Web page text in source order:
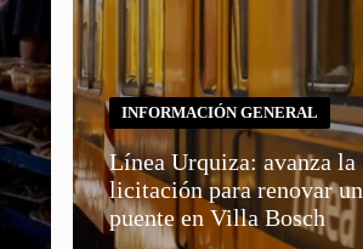
INFORMACIÓN GENERAL
Línea Urquiza: avanza la
licitación para renovar un
puente en Villa Bosch